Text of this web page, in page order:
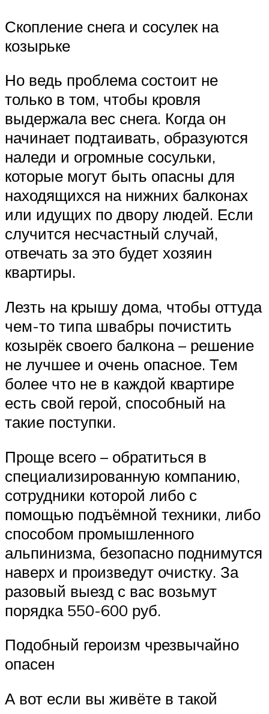
Скопление снега и сосулек на
козырьке
Но ведь проблема состоит не
только в том, чтобы кровля
выдержала вес снега. Когда он
начинает подтаивать, образуются
наледи и огромные сосульки,
которые могут быть опасны для
находящихся на нижних балконах
или идущих по двору людей. Если
случится несчастный случай,
отвечать за это будет хозяин
квартиры.
Лезть на крышу дома, чтобы оттуда
чем-то типа швабры почистить
козырёк своего балкона – решение
не лучшее и очень опасное. Тем
более что не в каждой квартире
есть свой герой, способный на
такие поступки.
Проще всего – обратиться в
специализированную компанию,
сотрудники которой либо с
помощью подъёмной техники, либо
способом промышленного
альпинизма, безопасно поднимутся
наверх и произведут очистку. За
разовый выезд с вас возьмут
порядка 550-600 руб.
Подобный героизм чрезвычайно
опасен
А вот если вы живёте в такой